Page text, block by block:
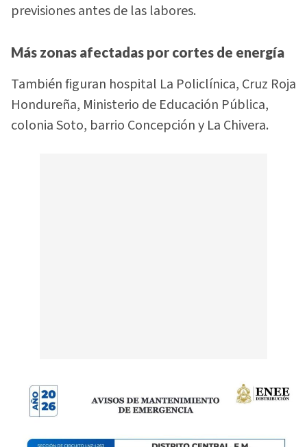
previsiones antes de las labores.
Más zonas afectadas por cortes de energía
También figuran hospital La Policlínica, Cruz Roja
Hondureña, Ministerio de Educación Pública,
colonia Soto, barrio Concepción y La Chivera.